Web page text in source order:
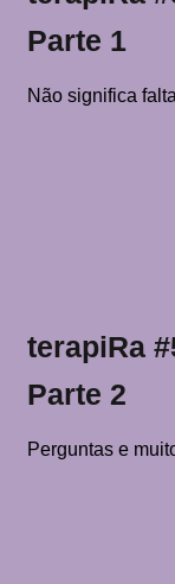
Parte 1
Não significa
terapiRa
Parte 2
Perguntas e